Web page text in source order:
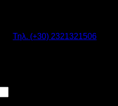
Τηλ. (+30) 2321321506